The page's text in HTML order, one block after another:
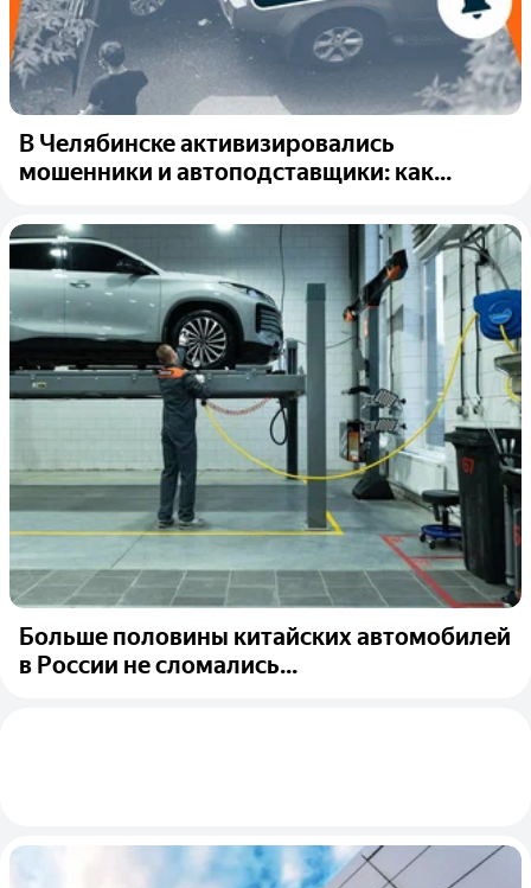
В Челябинске активизировались
мошенники и автоподставщики: как...
Больше половины китайских автомобилей
в России не сломались...